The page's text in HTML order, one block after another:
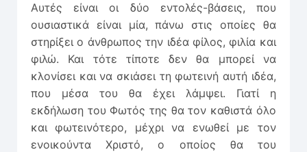
Αυτές είναι οι δύο εντολές-βάσεις, που
ουσιαστικά είναι μία, πάνω στις οποίες θα
στηρίξει ο άνθρωπος την ιδέα φίλος, φιλία και
φιλώ. Και τότε τίποτε δεν θα μπορεί να
κλονίσει και να σκιάσει τη φωτεινή αυτή ιδέα,
που μέσα του θα έχει λάμψει. Γιατί η
εκδήλωση του Φωτός της θα τον καθιστά όλο
και φωτεινότερο, μέχρι να ενωθεί με τον
ενοικούντα Χριστό, ο οποίος θα του